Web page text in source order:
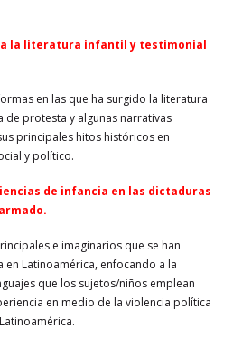
la literatura infantil y testimonial
en las que ha surgido la literatura
de protesta y algunas narrativas
principales hitos históricos en
y político.
de infancia en las dictaduras
e imaginarios que se han
Latinoamérica, enfocando a la
que los sujetos/niños emplean
en medio de la violencia política